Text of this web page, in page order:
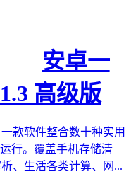
安卓一
高级版
款软件整合数十种实用
行。覆盖手机存储清
、生活各类计算、网...